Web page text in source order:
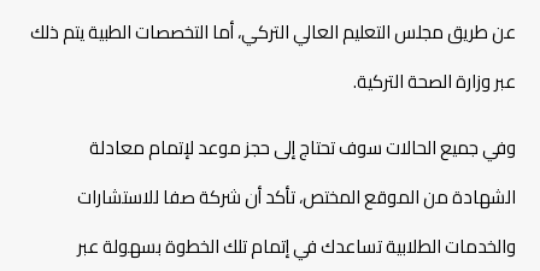
عن طريق مجلس التعليم العالي التركي، أما التخصصات الطبية يتم ذلك
عبر وزارة الصحة التركية.
وفي جميع الحالات سوف تحتاج إلى حجز موعد لإتمام معادلة
الشهادة من الموقع المختص، تأكد أن شركة صفا للاستشارات
والخدمات الطلابية تساعدك في إتمام تلك الخطوة بسهولة عبر